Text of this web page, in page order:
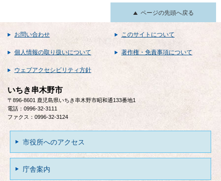
ページの先頭へ戻る
お問い合わせ このサイトについて
個人情報の取り扱いについて 著作権・免責事項について
ウェブアクセシビリティ方針
いちき串木野市
〒896-8601 鹿児島県いちき串木野市昭和通133番地1
電話：0996-32-3111
ファクス：0996-32-3124
市役所へのアクセス
庁舎案内